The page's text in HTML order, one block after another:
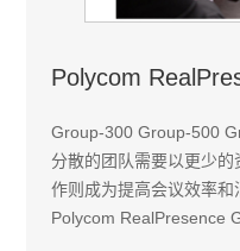
Polycom
Group-300 Group-500
分散的团队需要以更少
作则成为提高会议效率和
Polycom RealPresence